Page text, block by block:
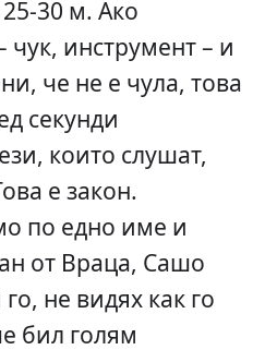
30 м. Ако
инструмент – и
че не е чула, това
секунди
които слушат,
е закон.
по едно име и
от Враца, Сашо
не видях как го
бил голям